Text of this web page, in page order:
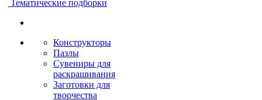
Тематические подборки
Конструкторы
Пазлы
Сувениры для
раскрашивания
Заготовки для
творчества